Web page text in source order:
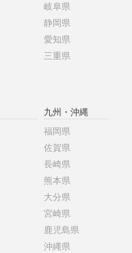
岐阜県
静岡県
愛知県
三重県
九州・沖縄
福岡県
佐賀県
長崎県
熊本県
大分県
宮崎県
鹿児島県
沖縄県